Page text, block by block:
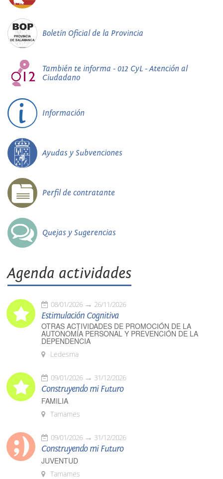
Boletín Oficial de la Provincia
También te informa - 012 CyL - Atención al
Ciudadano
Información
Ayudas y Subvenciones
Perfil de contratante
Quejas y Sugerencias
Agenda actividades
08/01/2026 26/11/2026
Estimulación Cognitiva
OTRAS ACTIVIDADES DE PROMOCIÓN DE LA
AUTONOMÍA PERSONAL Y PREVENCIÓN DE LA
DEPENDENCIA
Ledesma
09/01/2026 31/12/2026
Construyendo mi Futuro
FAMILIA
Tamames
09/01/2026 31/12/2026
Construyendo mi Futuro
JUVENTUD
Tamames